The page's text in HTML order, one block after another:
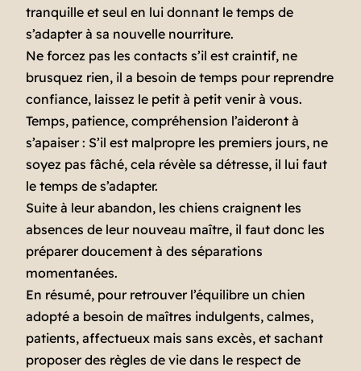
tranquille et seul en lui donnant le temps de
s’adapter à sa nouvelle nourriture.
Ne forcez pas les contacts s’il est craintif, ne
brusquez rien, il a besoin de temps pour reprendre
confiance, laissez le petit à petit venir à vous.
Temps, patience, compréhension l’aideront à
s’apaiser : S’il est malpropre les premiers jours, ne
soyez pas fâché, cela révèle sa détresse, il lui faut
le temps de s’adapter.
Suite à leur abandon, les chiens craignent les
absences de leur nouveau maître, il faut donc les
préparer doucement à des séparations
momentanées.
En résumé, pour retrouver l’équilibre un chien
adopté a besoin de maîtres indulgents, calmes,
patients, affectueux mais sans excès, et sachant
proposer des règles de vie dans le respect de